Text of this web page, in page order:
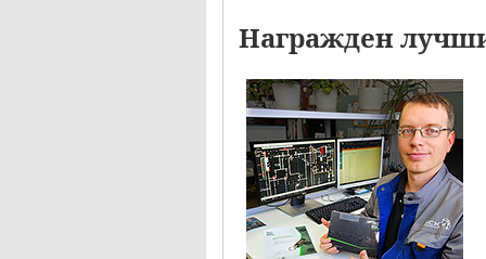
Награжден